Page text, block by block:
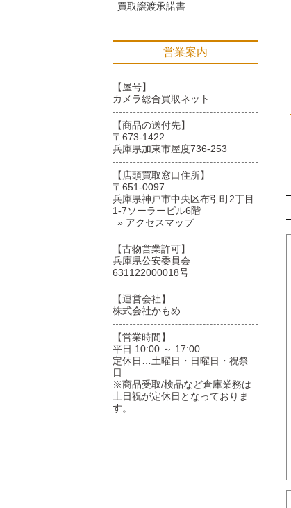
買取譲渡承諾書
営業案内
【屋号】
カメラ総合買取ネット
【商品の送付先】
〒673-1422
兵庫県加東市屋度736-253
【店頭買取窓口住所】
〒651-0097
兵庫県神戸市中央区布引町2丁目
1-7ソーラービル6階
» アクセスマップ
【古物営業許可】
兵庫県公安委員会
631122000018号
【運営会社】
株式会社かもめ
【営業時間】
平日 10:00 ～ 17:00
定休日…土曜日・日曜日・祝祭
日
※商品受取/検品など倉庫業務は
土日祝が定休日となっておりま
す。